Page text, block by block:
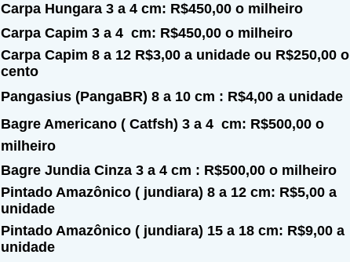
Carpa Hungara 3 a 4 cm: R$450,00 o milheiro
Carpa Capim 3 a 4 cm: R$450,00o milheiro
Carpa Capim 8a 12 R$3,00 a unidade ou R$250,00 o
cento
Pangasius (PangaBR) 8 a 10 cm : R$4,00 a unidade
Bagre Americano ( Catfsh) 3 a 4 cm: R$500,00 o
milheiro
Bagre Jundia Cinza 3 a 4 cm : R$500,00 o milheiro
Pintado Amazônico ( jundiara) 8 a 12 cm: R$5,00 a
unidade
Pintado Amazônico ( jundiara) 15 a 18 cm: R$9,00 a
unidade